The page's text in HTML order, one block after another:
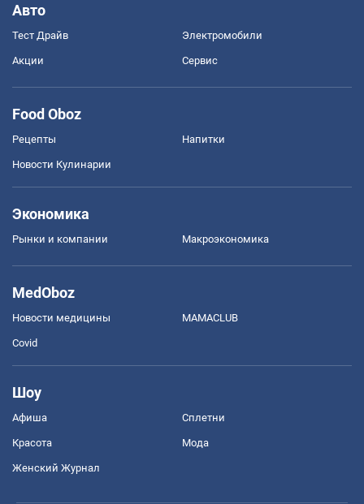
Авто
Тест Драйв Электромобили
Акции Сервис
Food Oboz
Рецепты Напитки
Новости Кулинарии
Экономика
Рынки и компании Mакроэкономика
MedOboz
Новости медицины MAMACLUB
Covid
Шоу
Афиша Сплетни
Красота Мода
Женский Журнал